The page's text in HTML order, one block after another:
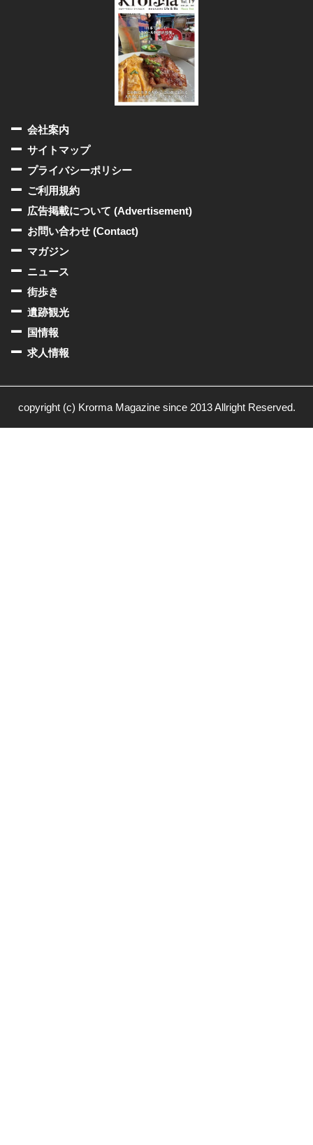
会社案内
サイトマップ
プライバシーポリシー
ご利用規約
広告掲載について (Advertisement)
お問い合わせ (Contact)
マガジン
ニュース
街歩き
遺跡観光
国情報
求人情報
copyright (c) Krorma Magazine since 2013 Allright Reserved.